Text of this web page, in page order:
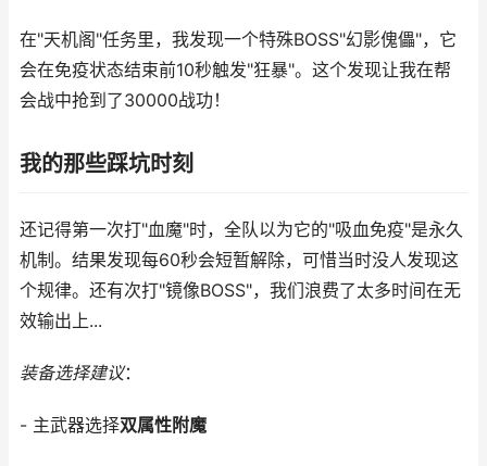
在"天机阁"任务里，我发现一个特殊BOSS"幻影傀儡"，它
会在免疫状态结束前10秒触发"狂暴"。这个发现让我在帮
会战中抢到了30000战功！
我的那些踩坑时刻
还记得第一次打"血魔"时，全队以为它的"吸血免疫"是永久
机制。结果发现每60秒会短暂解除，可惜当时没人发现这
个规律。还有次打"镜像BOSS"，我们浪费了太多时间在无
效输出上...
装备选择建议：
- 主武器选择双属性附魔